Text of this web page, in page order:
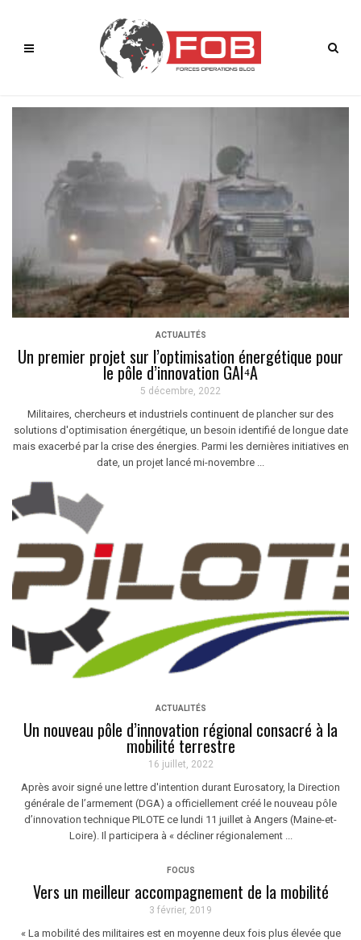
ACTUALITÉS
Un premier projet sur l’optimisation énergétique pour
le pôle d’innovation GAI⁴A
5 décembre, 2022
Militaires, chercheurs et industriels continuent de plancher sur des
solutions d'optimisation énergétique, un besoin identifié de longue date
mais exacerbé par la crise des énergies. Parmi les dernières initiatives en
date, un projet lancé mi-novembre ...
ACTUALITÉS
Un nouveau pôle d’innovation régional consacré à la
mobilité terrestre
16 juillet, 2022
Après avoir signé une lettre d'intention durant Eurosatory, la Direction
générale de l’armement (DGA) a officiellement créé le nouveau pôle
d’innovation technique PILOTE ce lundi 11 juillet à Angers (Maine-et-
Loire). Il participera à « décliner régionalement ...
FOCUS
Vers un meilleur accompagnement de la mobilité
3 février, 2019
« La mobilité des militaires est en moyenne deux fois plus élevée que